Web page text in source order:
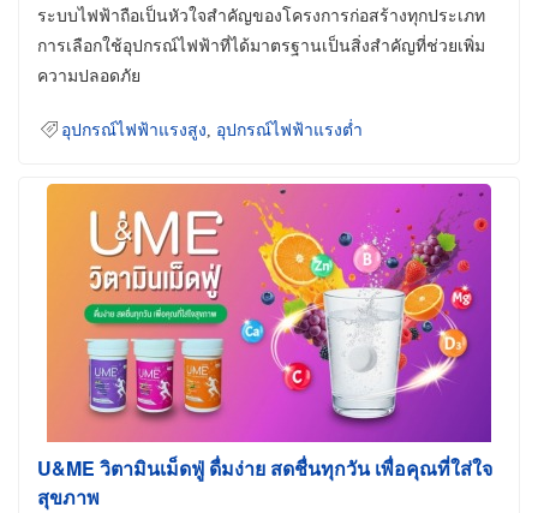
ระบบไฟฟ้าถือเป็นหัวใจสำคัญของโครงการก่อสร้างทุกประเภท
การเลือกใช้อุปกรณ์ไฟฟ้าที่ได้มาตรฐานเป็นสิ่งสำคัญที่ช่วยเพิ่ม
ความปลอดภัย
อุปกรณ์ไฟฟ้าแรงสูง อุปกรณ์ไฟฟ้าแรงต่ำ
U&ME วิตามินเม็ดฟู่ ดื่มง่าย สดชื่นทุกวัน เพื่อคุณที่ใส่ใจ
สุขภาพ